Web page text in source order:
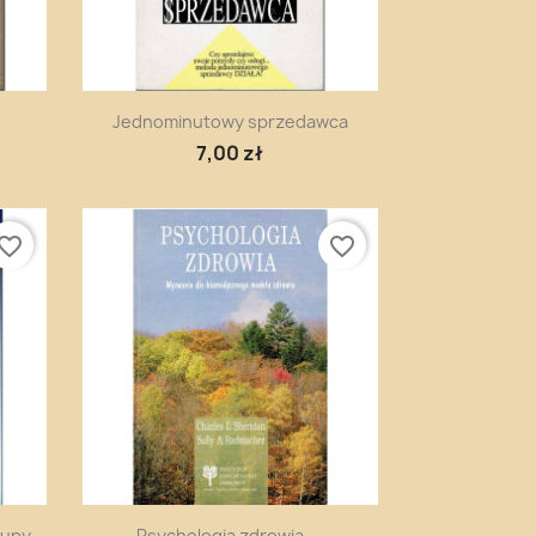
Szybki podgląd
Jednominutowy sprzedawca
7,00 zł
Szybki podgląd
favorite_border